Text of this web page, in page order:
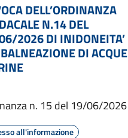
DELL’ORDINANZA
N.14 DEL
2026 DI INIDONEITA’
DI ACQUE
n. 15 del 19/06/2026
all'informazione